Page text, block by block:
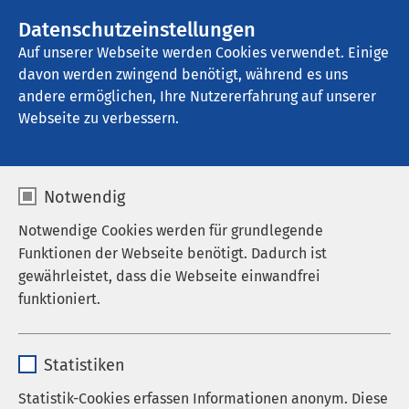
Datenschutzeinstellungen
Auf unserer Webseite werden Cookies verwendet. Einige
davon werden zwingend benötigt, während es uns
andere ermöglichen, Ihre Nutzererfahrung auf unserer
Webseite zu verbessern.
Notwendig
Notwendige Cookies werden für grundlegende
Funktionen der Webseite benötigt. Dadurch ist
gewährleistet, dass die Webseite einwandfrei
funktioniert.
Anbieter sgalinski
Statistiken
Statistik-Cookies erfassen Informationen anonym. Diese
AMEOS Klinikum Eutin